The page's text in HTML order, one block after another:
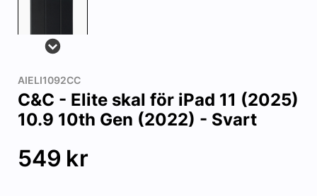
AIELI1092CC
C&C - Elite skal för iPad 11 (2025)
10.9 10th Gen (2022) - Svart
549 kr